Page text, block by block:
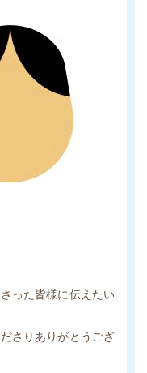
った皆様に伝えたい
さりありがとうござ